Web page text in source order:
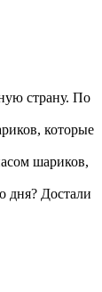
страну. По
которые
шариков,
дня? Достали